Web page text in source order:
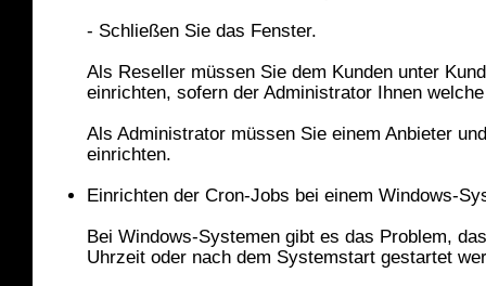
- Schließen Sie das Fenster.
Als Reseller müssen Sie dem Kunden unter
einrichten, sofern der Administrator Ihnen
Als Administrator müssen Sie einem Anbieter
einrichten.
Einrichten der Cron-Jobs bei einem Windows-
Bei Windows-Systemen gibt es das Problem,
Uhrzeit oder nach dem Systemstart gestartet